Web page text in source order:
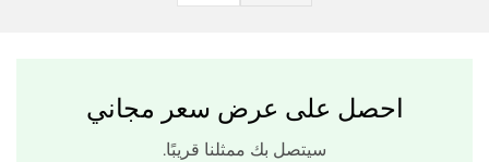
احصل على عرض سعر مجاني
سيتصل بك ممثلنا قريبًا.